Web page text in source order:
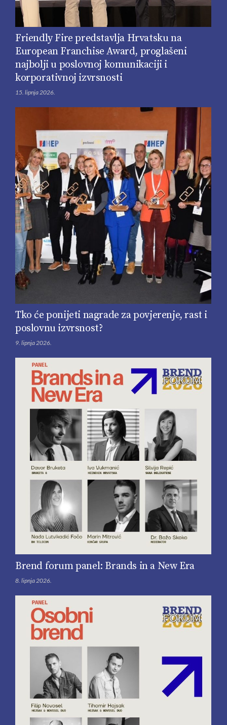
Friendly Fire predstavlja Hrvatsku na
European Franchise Award, proglašeni
najbolji u poslovnoj komunikaciji i
korporativnoj izvrsnosti
15. lipnja 2026.
Tko će ponijeti nagrade za povjerenje, rast i
poslovnu izvrsnost?
9. lipnja 2026.
Brend forum panel: Brands in a New Era
8. lipnja 2026.